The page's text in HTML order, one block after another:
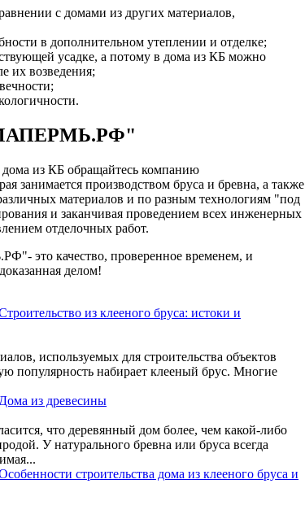
с домами из других материалов,
в дополнительном утеплении и отделке;
усадке, а потому в дома из КБ можно
их возведения;
дома из КБ обращайтесь компанию
производством бруса и бревна, а также
материалов и по разным технологиям "под
и заканчивая проведением всех инженерных
отделочных работ.
это качество, проверенное временем, и
делом!
из клееного бруса: истоки и
используемых для строительства объектов
популярность набирает клееный брус. Многие
Дома из древесины
что деревянный дом более, чем какой-либо
У натурального бревна или бруса всегда
строительства дома из клееного бруса и